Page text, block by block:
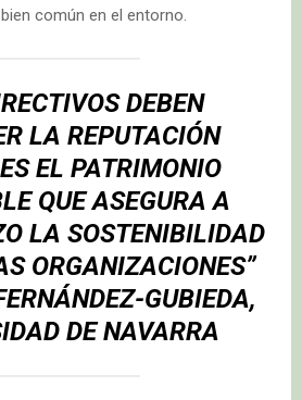
común en el entorno.
DEBEN
LA REPUTACIÓN
EL PATRIMONIO
QUE ASEGURA A
LA SOSTENIBILIDAD
ORGANIZACIONES”
GUBIEDA,
DE NAVARRA